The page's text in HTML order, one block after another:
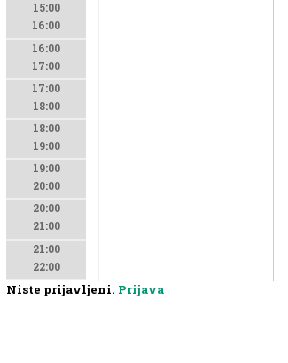
15:00
16:00
16:00
17:00
17:00
18:00
18:00
19:00
19:00
20:00
20:00
21:00
21:00
22:00
Niste prijavljeni. Prijava